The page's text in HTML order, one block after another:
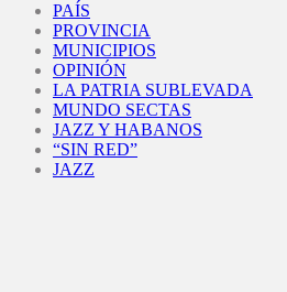
PAÍS
PROVINCIA
MUNICIPIOS
OPINIÓN
LA PATRIA SUBLEVADA
MUNDO SECTAS
JAZZ Y HABANOS
“SIN RED”
JAZZ